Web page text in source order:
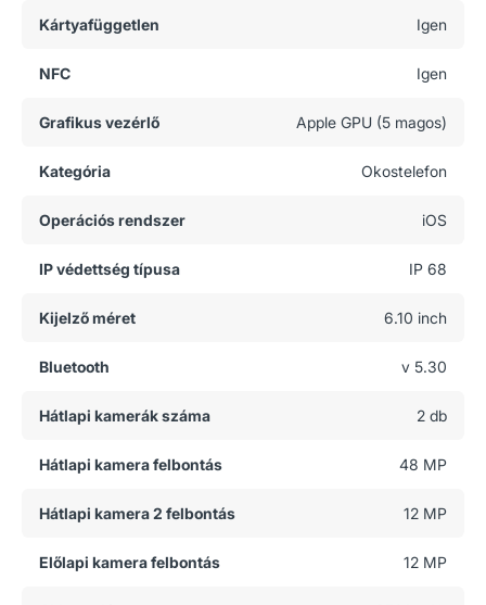
Kártyafüggetlen Igen
NFC Igen
Grafikus vezérlő Apple GPU (5 magos)
Kategória Okostelefon
Operációs rendszer iOS
IP védettség típusa IP 68
Kijelző méret 6.10 inch
Bluetooth v 5.30
Hátlapi kamerák száma 2 db
Hátlapi kamera felbontás 48 MP
Hátlapi kamera 2 felbontás 12 MP
Előlapi kamera felbontás 12 MP